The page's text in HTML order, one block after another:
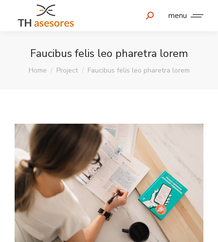
menu
Faucibus felis leo pharetra lorem
You are here:
Home Project Faucibus felis leo pharetra lorem